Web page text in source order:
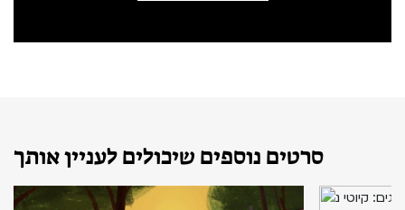
סרטים נוספים שיכולים לעניין אותך